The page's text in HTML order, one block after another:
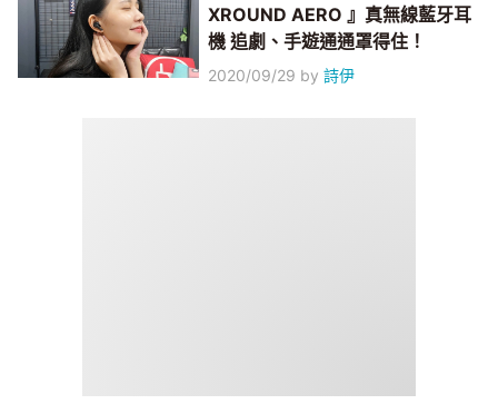
XROUND AERO 』真無線藍牙耳
機 追劇、手遊通通罩得住！
2020/09/29 by詩伊